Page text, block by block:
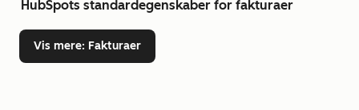
HubSpots standardegenskaber for fakturaer
Vis mere: Fakturaer